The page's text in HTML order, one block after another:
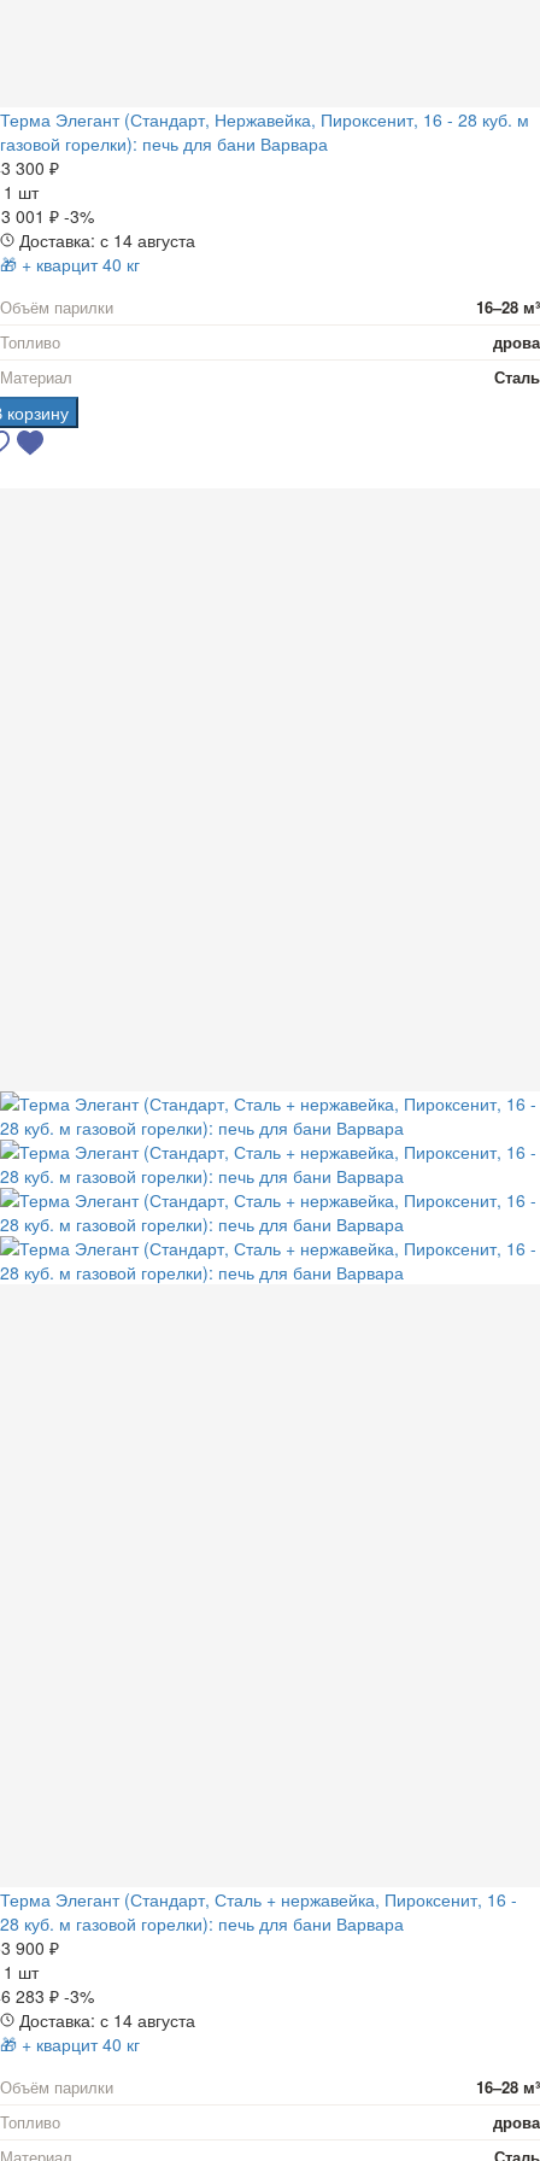
Терма Элегант (Стандарт, Нержавейка, Пироксенит, 16 - 28 куб. м
газовой горелки): печь для бани Варвара
300 ₽
1 шт
001 ₽ -3%
Доставка: с 14 августа
🎁 + кварцит 40 кг
Объём парилки
16–28 м³
Топливо
дрова
Материал
Сталь
корзину
Терма Элегант (Стандарт, Сталь + нержавейка, Пироксенит, 16 -
28 куб. м газовой горелки): печь для бани Варвара
900 ₽
1 шт
283 ₽ -3%
Доставка: с 14 августа
🎁 + кварцит 40 кг
Объём парилки
16–28 м³
Топливо
дрова
Материал
Сталь